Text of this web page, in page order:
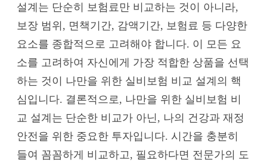
설계는 단순히 보험료만 비교하는 것이 아니라,
보장 범위, 면책기간, 감액기간, 보험료 등 다양한
요소를 종합적으로 고려해야 합니다. 이 모든 요
소를 고려하여 자신에게 가장 적합한 상품을 선택
하는 것이 나만을 위한 실비보험 비교 설계의 핵
심입니다. 결론적으로, 나만을 위한 실비보험 비
교 설계는 단순한 비교가 아닌, 나의 건강과 재정
안전을 위한 중요한 투자입니다. 시간을 충분히
들여 꼼꼼하게 비교하고, 필요하다면 전문가의 도